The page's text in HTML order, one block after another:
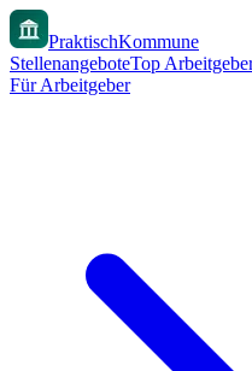
PraktischKommune
StellenangeboteTop
Für Arbeitgeber